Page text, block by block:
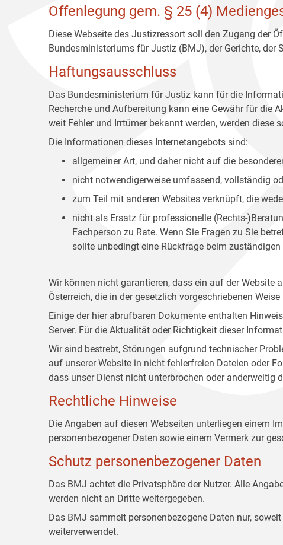
Offenlegung gem. § 25 (4)
Diese Webseite des Justizressort soll den Zugang der
Bundesministeriums für Justiz (BMJ), der Gerichte,
Haftungsausschluss
Das Bundesministerium für Justiz kann für die
Recherche und Aufbereitung kann eine Gewähr für die
weit Fehler und Irrtümer bekannt werden, werden diese
Die Informationen dieses Internetangebots sind:
allgemeiner Art, und daher nicht auf die
nicht notwendigerweise umfassend, vollständig
zum Teil mit anderen Websites verknüpft, die
nicht als Ersatz für professionelle (Rechts-
Fachperson zu Rate. Wenn Sie Fragen zu Sie
sollte unbedingt eine Rückfrage beim
Wir können nicht garantieren, dass ein auf der Website
Österreich, die in der gesetzlich vorgeschriebenen
Einige der hier abrufbaren Dokumente enthalten
Server. Für die Aktualität oder Richtigkeit dieser
Wir sind bestrebt, Störungen aufgrund technischer
auf unserer Website in nicht fehlerfreien Dateien oder
dass unser Dienst nicht unterbrochen oder anderweitig
Rechtliche Hinweise
Die Angaben auf diesen Webseiten unterliegen einem
personenbezogener Daten sowie einem Vermerk zur
Schutz personenbezogener Daten
Das BMJ achtet die Privatsphäre der Nutzer. Alle
werden nicht an Dritte weitergegeben.
Das BMJ sammelt personenbezogene Daten nur,
weiterverwendet.